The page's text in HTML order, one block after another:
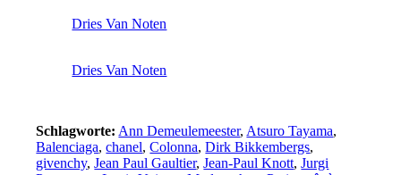
Dries Van Noten
Dries Van Noten
Schlagworte: Ann Demeulemeester, Atsuro Tayama,
Balenciaga,chanel,Colonna,Dirk Bikkembergs,
givenchy,Jean Paul Gaultier,Jean-Paul Knott,Jurgi